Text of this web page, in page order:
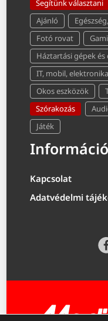
Segítünk választani
Ajánló
Fotó rovat
Háztartási gépek és
IT, mobil,
Okos eszközök
Szórakozás
Játék
Kapcsolat
Adatvédelmi